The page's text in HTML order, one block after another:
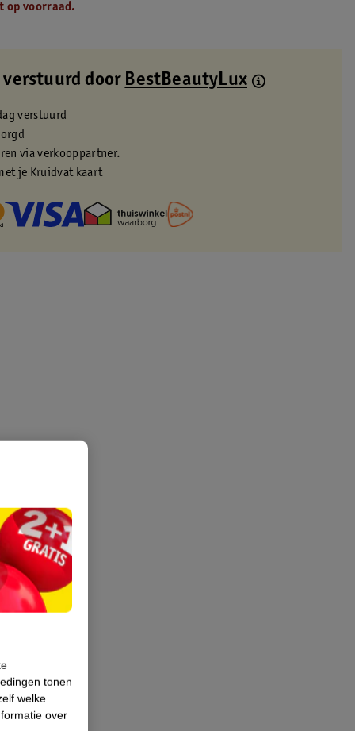
op voorraad.
verstuurd door BestBeautyLux
verstuurd
via verkooppartner.
je Kruidvat kaart
tonen
welke
over